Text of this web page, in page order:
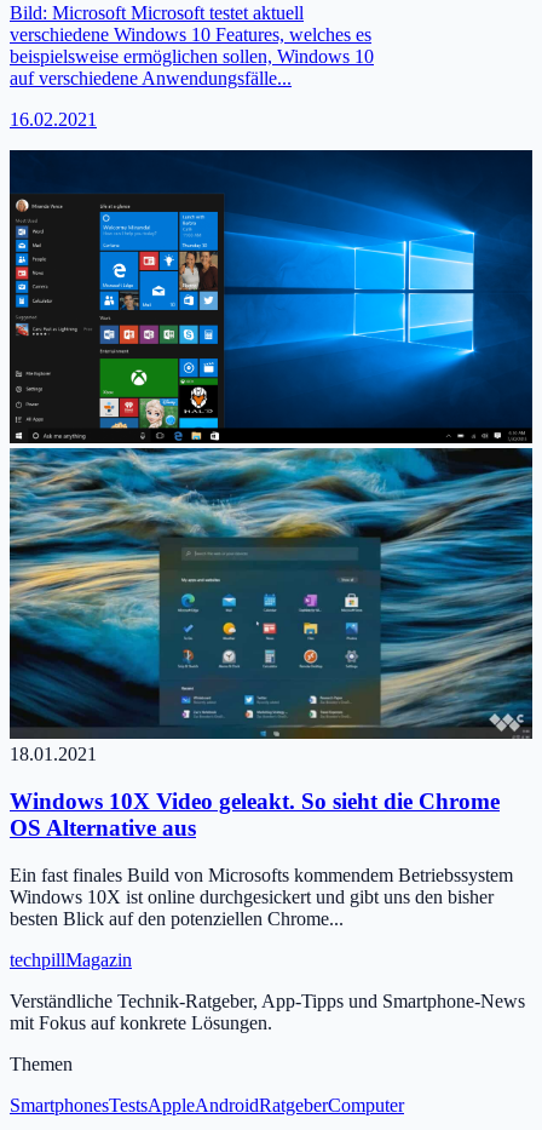
Bild: Microsoft Microsoft testet aktuell
verschiedene Windows 10 Features, welches es
beispielsweise ermöglichen sollen, Windows 10
auf verschiedene Anwendungsfälle...
16.02.2021
18.01.2021
Windows 10X Video geleakt. So sieht die Chrome
OS Alternative aus
Ein fast finales Build von Microsofts kommendem Betriebssystem
Windows 10X ist online durchgesickert und gibt uns den bisher
besten Blick auf den potenziellen Chrome...
techpillMagazin
Verständliche Technik-Ratgeber, App-Tipps und Smartphone-News
mit Fokus auf konkrete Lösungen.
Themen
SmartphonesTestsAppleAndroidRatgeberComputer